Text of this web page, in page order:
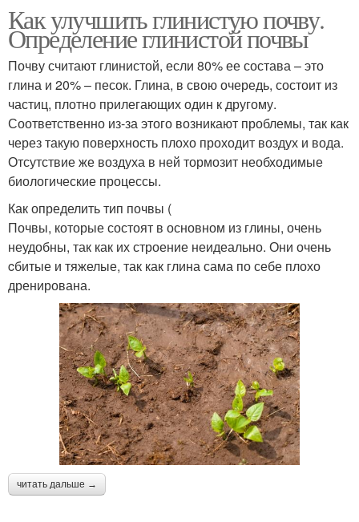
Как улучшить глинистую почву.
Определение глинистой почвы
Почву считают глинистой, если 80% ее состава – это
глина и 20% – песок. Глина, в свою очередь, состоит из
частиц, плотно прилегающих один к другому.
Соответственно из-за этого возникают проблемы, так как
через такую поверхность плохо проходит воздух и вода.
Отсутствие же воздуха в ней тормозит необходимые
биологические процессы.
Как определить тип почвы (
Почвы, которые состоят в основном из глины, очень
неудобны, так как их строение неидеально. Они очень
cбитые и тяжелые, так как глина сама по себе плохо
дренирована.
читать дальше →